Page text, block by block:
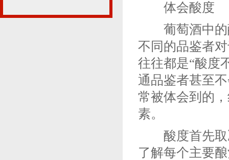
体会酸度
葡萄酒中的
不同的品鉴者
往往都是“酸度
通品鉴者甚至
常被体会到的
素。
酸度首先取
了解每个主要